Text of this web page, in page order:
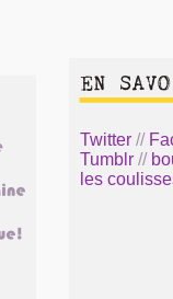
Twitter //
Tumblr //
les